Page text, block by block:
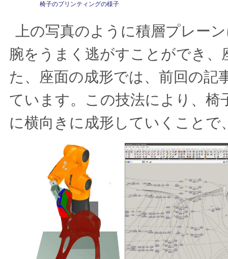
椅子のプリンティングの様子
上の写真のように積層プレー
腕をうまく逃がすことができ
た、座面の成形では、前回の記
ています。この技法により、
に横向きに成形していくこと